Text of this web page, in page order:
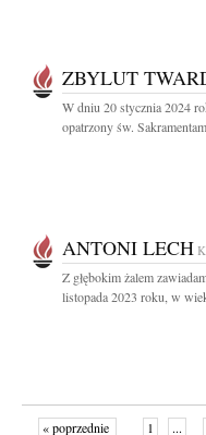
ZBYLUT
W dniu 20 stycznia 2024
opatrzony św.
ANTONI LECH
Z głębokim żalem
listopada 2023 roku, w
« poprzednie 1 ...